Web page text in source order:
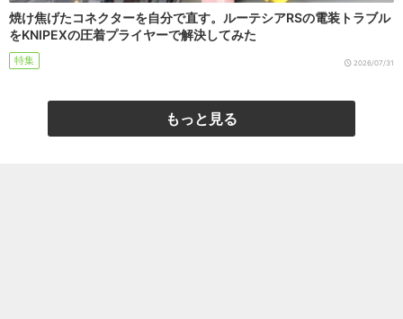
焼け焦げたコネクターを自分で直す。ルーテシアRSの電装トラブル
をKNIPEXの圧着プライヤーで解決してみた
特集 2026/07/31
もっと見る